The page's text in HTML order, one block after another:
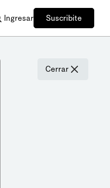
Ingresar Suscribite
Cerrar